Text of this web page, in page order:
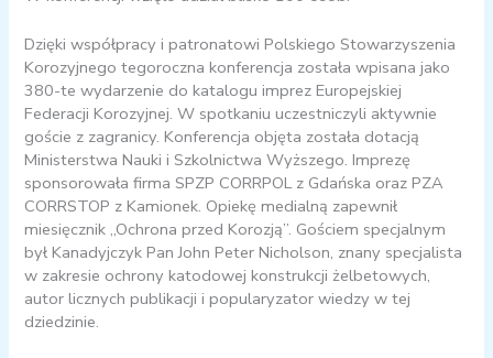
Dzięki współpracy i patronatowi Polskiego Stowarzyszenia
Korozyjnego tegoroczna konferencja została wpisana jako
380-te wydarzenie do katalogu imprez Europejskiej
Federacji Korozyjnej. W spotkaniu uczestniczyli aktywnie
goście z zagranicy. Konferencja objęta została dotacją
Ministerstwa Nauki i Szkolnictwa Wyższego. Imprezę
sponsorowała firma SPZP CORRPOL z Gdańska oraz PZA
CORRSTOP z Kamionek. Opiekę medialną zapewnił
miesięcznik „Ochrona przed Korozją”. Gościem specjalnym
był Kanadyjczyk Pan John Peter Nicholson, znany specjalista
w zakresie ochrony katodowej konstrukcji żelbetowych,
autor licznych publikacji i popularyzator wiedzy w tej
dziedzinie.